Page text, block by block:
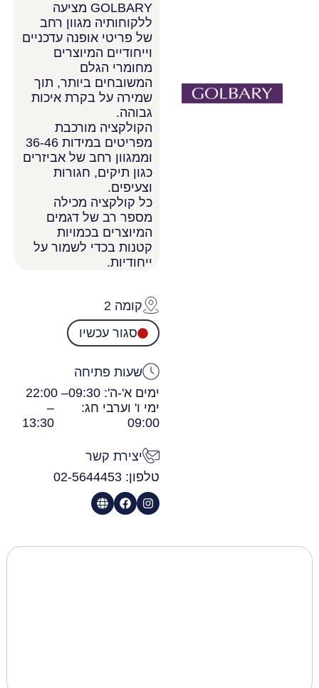
GOLBARY מציעה
ללקוחותיה מגוון רחב
של פריטי אופנה עדכניים
וייחודיים המיוצרים
מחומרי הגלם
המשובחים ביותר, תוך
שמירה על בקרת איכות
גבוהה.
הקולקציה מורכבת
מפריטים במידות 36-46
וממגוון רחב של אביזרים
כגון תיקים, חגורות
וצעיפים.
כל קולקציה מכילה
מספר רב של דגמים
המיוצרים בכמויות
קטנות בכדי לשמור על
ייחודיות.
קומה 2
סגור עכשיו
שעות פתיחה
ימים א'-ה': 09:30
– 22:00
ימי ו' וערבי חג:
09:00
–
13:30
יצירת קשר
טלפון: 02-5644453